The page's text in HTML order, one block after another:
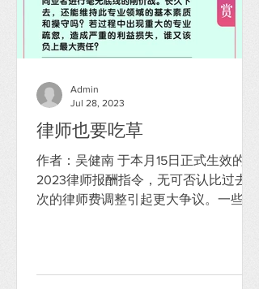
律师也要吃草
作者：吴健南 于本月15日正式生效的
2023律师报酬指令，无可否认比过去多
次的律师费调整引起更大争议。一些利
法。而身为一名跟此措施存有切身利益
Admin
Jul 28, 2023